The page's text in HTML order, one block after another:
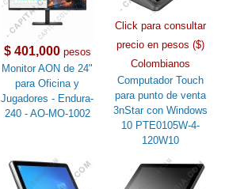
$ 401,000pesos
Monitor AON de 24"
para Oficina y
Jugadores - Endura-
240 - AO-MO-1002
Click para consultar
precio en pesos ($)
Colombianos
Computador Touch
para punto de venta
3nStar con Windows
10 PTE0105W-4-
120W10